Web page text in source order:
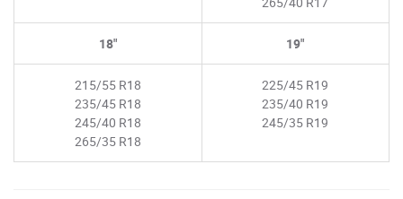
18"
215/55 R18
235/45 R18
245/40 R18
265/35 R18
19"
225/45 R19
235/40 R19
245/35 R19